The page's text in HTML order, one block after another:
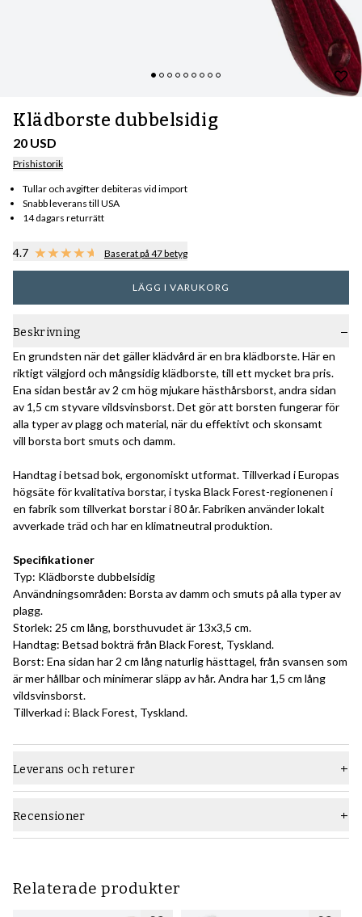
Klädborste dubbelsidig
20 USD
Prishistorik
Tullar och avgifter debiteras vid import
Snabb leverans till USA
14 dagars returrätt
4.7 Baserat på 47 betyg
LÄGG I VARUKORG
Beskrivning
En grundsten när det gäller klädvård är en bra klädborste. Här en
riktigt välgjord och mångsidig klädborste, till ett mycket bra pris.
Ena sidan består av 2 cm hög mjukare hästhårsborst, andra sidan
av 1,5 cm styvare vildsvinsborst. Det gör att borsten fungerar för
alla typer av plagg och material, när du effektivt och skonsamt
vill borsta bort smuts och damm.
Handtag i betsad bok, ergonomiskt utformat. Tillverkad i Europas
högsäte för kvalitativa borstar, i tyska Black Forest-regionenen i
en fabrik som tillverkat borstar i 80 år. Fabriken använder lokalt
avverkade träd och har en klimatneutral produktion.
Specifikationer
Typ: Klädborste dubbelsidig
Användningsområden: Borsta av damm och smuts på alla typer av
plagg.
Storlek: 25 cm lång, borsthuvudet är 13x3,5 cm.
Handtag: Betsad bokträ från Black Forest, Tyskland.
Borst: Ena sidan har 2 cm lång naturlig hästtagel, från svansen som
är mer hållbar och minimerar släpp av hår. Andra har 1,5 cm lång
vildsvinsborst.
Tillverkad i: Black Forest, Tyskland.
Leverans och returer
Recensioner
Relaterade produkter